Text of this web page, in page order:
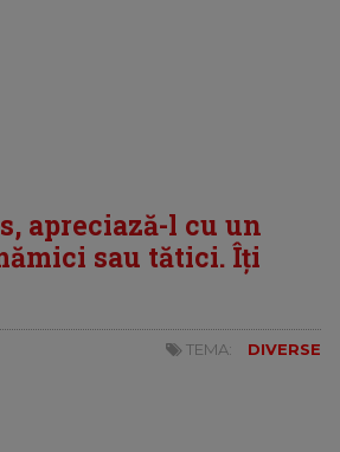
apreciază-l cu un
sau tătici. Îți
TEMA: DIVERSE